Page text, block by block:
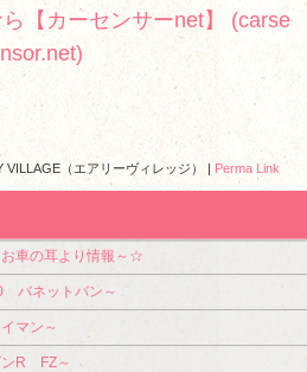
【カーセンサーnet】 (carse
nsor.net)
VILLAGE（エアリーヴィレッジ） | Perma Link
車の耳より情報～☆
ネットバン～
マン～
R FZ～